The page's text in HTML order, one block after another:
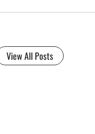
View All Posts